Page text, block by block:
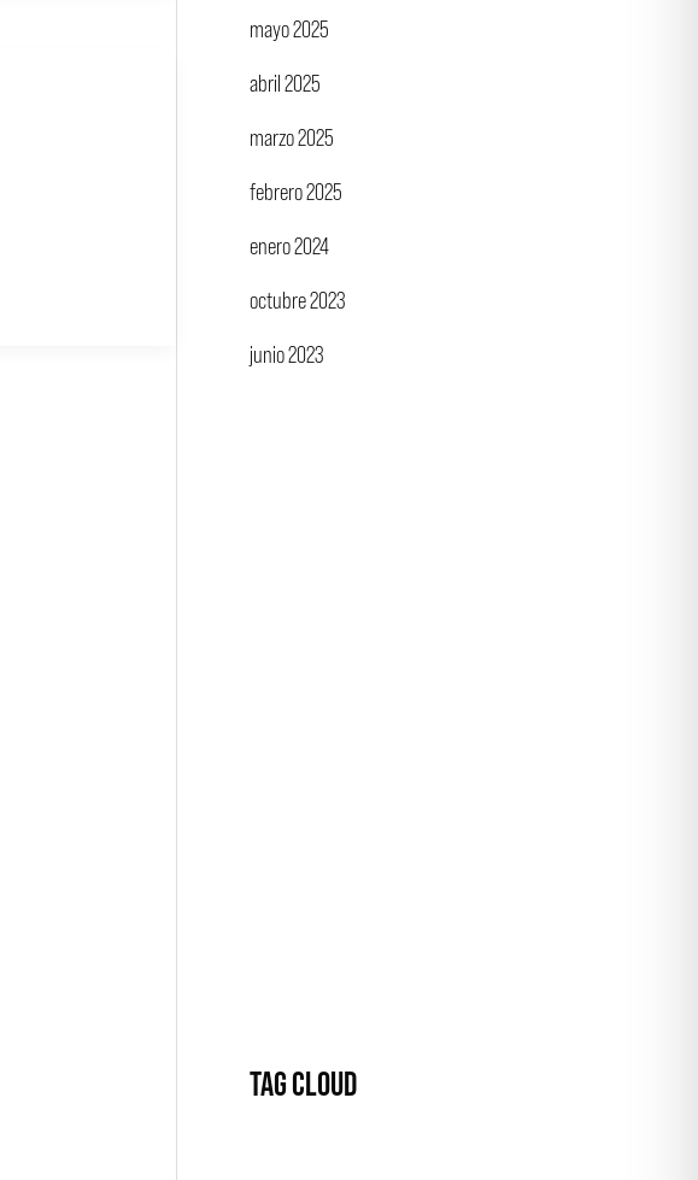
mayo 2025
abril 2025
marzo 2025
febrero 2025
enero 2024
octubre 2023
junio 2023
TAG CLOUD